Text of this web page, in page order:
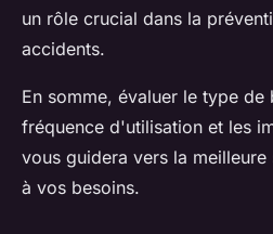
un rôle crucial dans la
accidents.
En somme, évaluer le type de
fréquence d'utilisation et les
vous guidera vers la
à vos besoins.